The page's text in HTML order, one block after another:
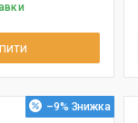
–9%